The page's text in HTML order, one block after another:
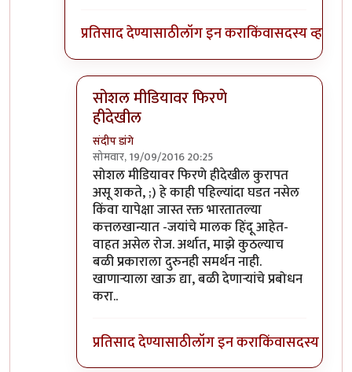
प्रतिसाद देण्यासाठीलॉग इन कराकिंवासदस्य व्हा
सोशल मीडियावर फिरणे
हीदेखील
संदीप डांगे
सोमवार, 19/09/2016 20:25
In reply to!!byप्रदीप
सोशल मीडियावर फिरणे हीदेखील कुरापत
असू शकते, ;) हे काही पहिल्यांदा घडत नसेल
किंवा यापेक्षा जास्त रक्त भारतातल्या
कत्तलखान्यात -जयांचे मालक हिंदू आहेत-
वाहत असेल रोज. अर्थात, माझे कुठल्याच
बळी प्रकाराला दुरुनही समर्थन नाही.
खाणाऱ्याला खाऊ द्या, बळी देणाऱ्यांचे प्रबोधन
करा..
प्रतिसाद देण्यासाठीलॉग इन कराकिंवासदस्य व्हा